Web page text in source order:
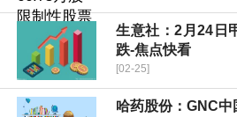
生意社：2月24日
跌-焦点快看
[02-25]
哈药股份：GNC